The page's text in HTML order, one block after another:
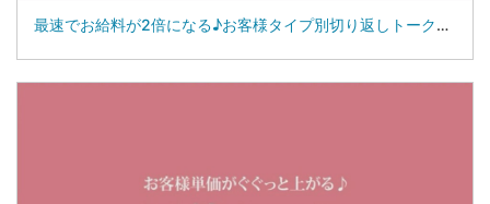
最速でお給料が2倍になる♪お客様タイプ別切り返しトーク２０